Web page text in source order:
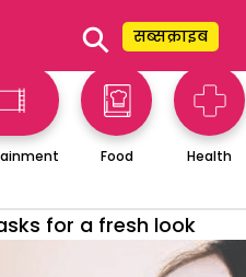
⚲ सब्सक्राइब
Food Health
for a fresh look